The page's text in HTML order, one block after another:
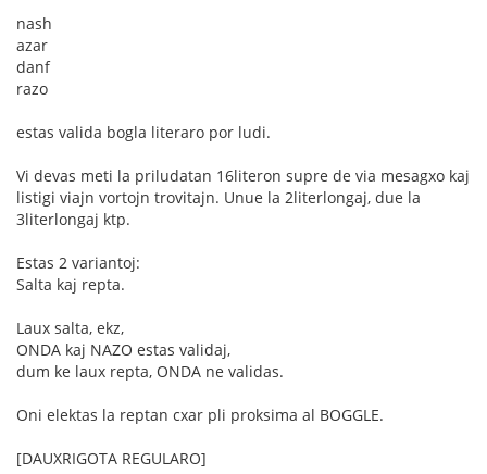
nash
azar
danf
razo
estas valida bogla literaro por ludi.
Vi devas meti la priludatan 16literon supre de via mesagxo kaj
listigi viajn vortojn trovitajn. Unue la 2literlongaj, due la
3literlongaj ktp.
Estas 2 variantoj:
Salta kaj repta.
Laux salta, ekz,
ONDA kaj NAZO estas validaj,
dum ke laux repta, ONDA ne validas.
Oni elektas la reptan cxar pli proksima al BOGGLE.
[DAUXRIGOTA REGULARO]